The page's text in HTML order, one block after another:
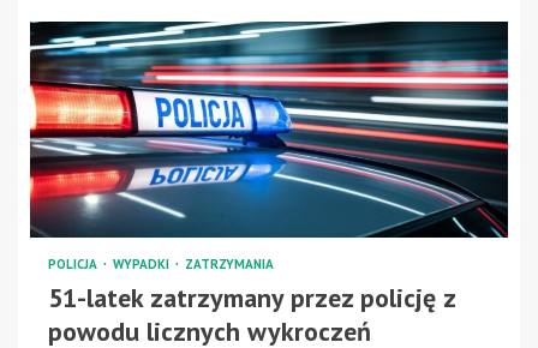
POLICJA WYPADKI ZATRZYMANIA
51-latek zatrzymany przez policję z
powodu licznych wykroczeń